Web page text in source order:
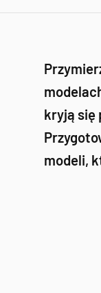
kryją się
modeli,